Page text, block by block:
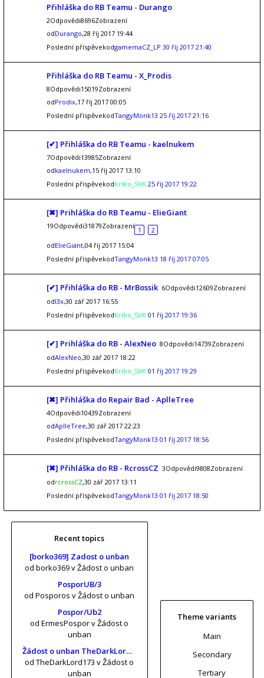
Přihláška do RB Teamu - Durango
2Odpovědi8696Zobrazení
odDurango,28 říj 2017 19:44
Poslední příspěvekodgamemaCZ_LP 30 říj 2017 21:40
Přihláška do RB Teamu - X_Prodis
8Odpovědi15019Zobrazení
odProdix,17 říj 2017 00:05
Poslední příspěvekodTangyMonk13 25 říj 2017 21:16
[✔] Přihláška do RB Teamu - kaelnukem
7Odpovědi13985Zobrazení
odkaelnukem,15 říj 2017 13:10
Poslední příspěvekodKrtko_SVK 25 říj 2017 19:22
[✖] Prihláška do RB Teamu - ElieGiant
19Odpovědi31879Zobrazení 1
2
odElieGiant,04 říj 2017 15:04
Poslední příspěvekodTangyMonk13 18 říj 2017 07:05
[✔] Přihláška do RB - MrBossik 6Odpovědi12609Zobrazení
odl3x,30 zář 2017 16:55
Poslední příspěvekodKrtko_SVK 01 říj 2017 19:36
[✔] Prihláška do RB - AlexNeo 8Odpovědi14739Zobrazení
odAlexNeo,30 zář 2017 18:22
Poslední příspěvekodKrtko_SVK 01 říj 2017 19:29
[✖] Přihláška do Repair Bad - AplleTree
4Odpovědi10439Zobrazení
odAplleTree,30 zář 2017 22:23
Poslední příspěvekodTangyMonk13 01 říj 2017 18:56
[✖] Přihláška do RB - RcrossCZ 3Odpovědi9808Zobrazení
odrcrossCZ,30 zář 2017 13:11
Poslední příspěvekodTangyMonk13 01 říj 2017 18:50
Recent topics
[borko369] Zadost o unban
od borko369v Žádost o unban
PosporUB/3
od Posporos v Žádost o unban
Pospor/Ub2
od ErmesPosporv Žádost o
unban
Žádost o unban TheDarkLord173 (risa11, KrtkuvDort, MrKrabs) [vol. 2]
od TheDarkLord173 v Žádost o
unban
Theme variants
Main
Secondary
Tertiary